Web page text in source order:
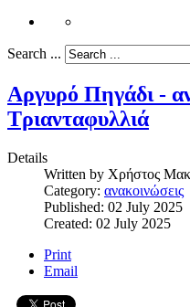
Search ...
Αργυρό Πηγάδι -
Τριανταφυλλιά
Details
Written by Χρήστος
Category: ανακοινώσεις
Published: 02 July 2025
Created: 02 July 2025
Print
Email